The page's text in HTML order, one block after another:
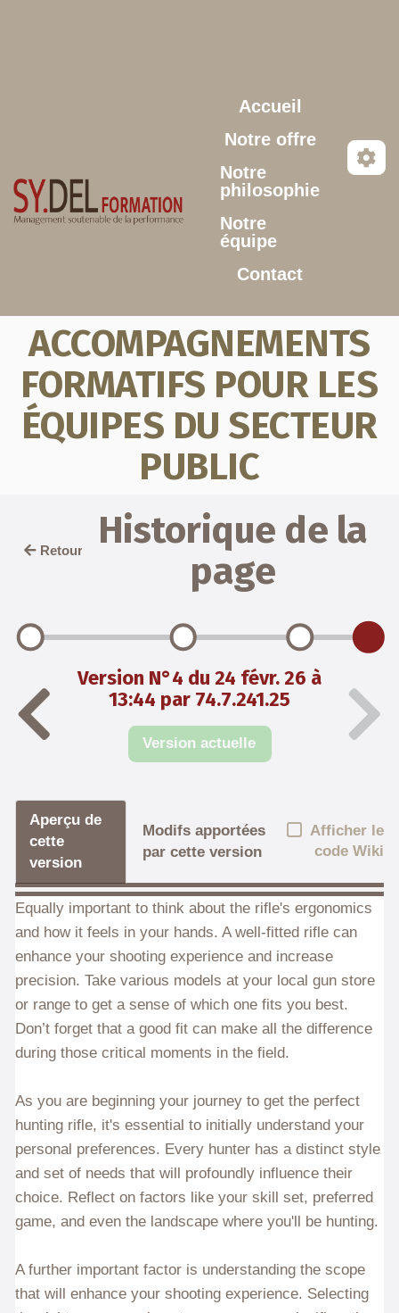
Accueil
Notre offre
Notre
philosophie
Notre
équipe
Contact
ACCOMPAGNEMENTS
FORMATIFS POUR LES
ÉQUIPES DU SECTEUR
PUBLIC
Retour
Historique de la
page
Version N°4 du 24 févr. 26 à
13:44 par 74.7.241.25
Version actuelle
Aperçu de
cette
version
Modifs apportées
par cette version
Afficher le
code Wiki